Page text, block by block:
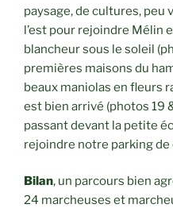
paysage, de cultures, peu
l’est pour rejoindre Mélin
blancheur sous le soleil
premières maisons du
beaux maniolas en fleurs
est bien arrivé (photos 19
passant devant la petite
rejoindre notre parking de
Bilan, un parcours bien
24 marcheuses et